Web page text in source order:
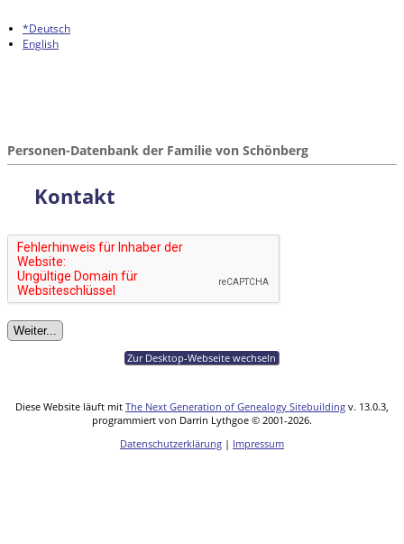
*Deutsch
English
Personen-Datenbank der Familie von Schönberg
Kontakt
Zur Desktop-Webseite wechseln
Diese Website läuft mit The Next Generation of Genealogy Sitebuilding v. 13.0.3,
programmiert von Darrin Lythgoe © 2001-2026.
Datenschutzerklärung | Impressum